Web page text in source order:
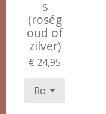
s
(roség
oud of
zilver)
€ 24,95